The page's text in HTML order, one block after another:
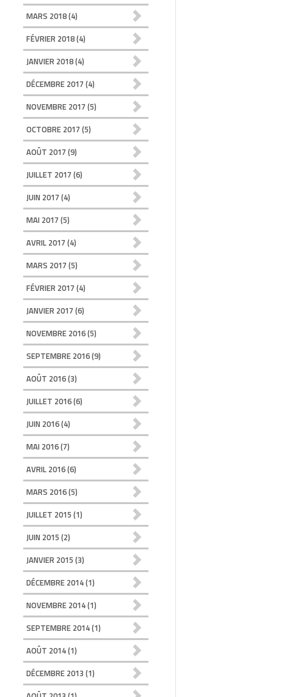
MARS 2018(4)
FÉVRIER 2018(4)
JANVIER 2018(4)
DÉCEMBRE 2017 (4)
NOVEMBRE 2017 (5)
OCTOBRE 2017 (5)
AOÛT 2017 (9)
JUILLET 2017 (6)
JUIN 2017 (4)
MAI 2017 (5)
AVRIL 2017 (4)
MARS 2017 (5)
FÉVRIER 2017 (4)
JANVIER 2017 (6)
NOVEMBRE 2016(5)
SEPTEMBRE 2016(9)
AOÛT 2016(3)
JUILLET 2016(6)
JUIN 2016(4)
MAI 2016(7)
AVRIL 2016(6)
MARS 2016(5)
JUILLET 2015 (1)
JUIN 2015 (2)
JANVIER 2015 (3)
DÉCEMBRE 2014(1)
NOVEMBRE 2014(1)
SEPTEMBRE 2014(1)
AOÛT 2014(1)
DÉCEMBRE 2013 (1)